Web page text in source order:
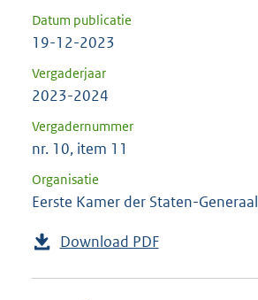
Datum publicatie
19-12-2023
Vergaderjaar
2023-2024
Vergadernummer
nr. 10, item 11
Organisatie
Eerste Kamer der Staten-Generaal
Download PDF